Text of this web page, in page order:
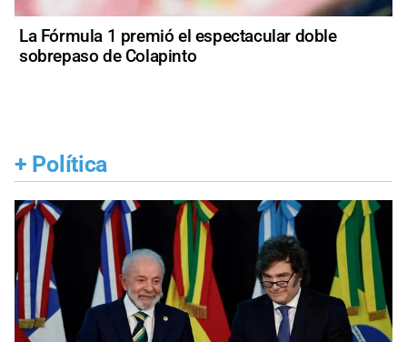
La Fórmula 1 premió el espectacular doble
sobrepaso de Colapinto
+ Política